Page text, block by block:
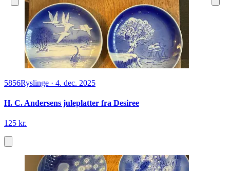
5856Ryslinge · 4. dec. 2025
H. C. Andersens juleplatter fra Desiree
125 kr.